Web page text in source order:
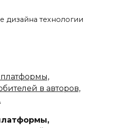
технологии